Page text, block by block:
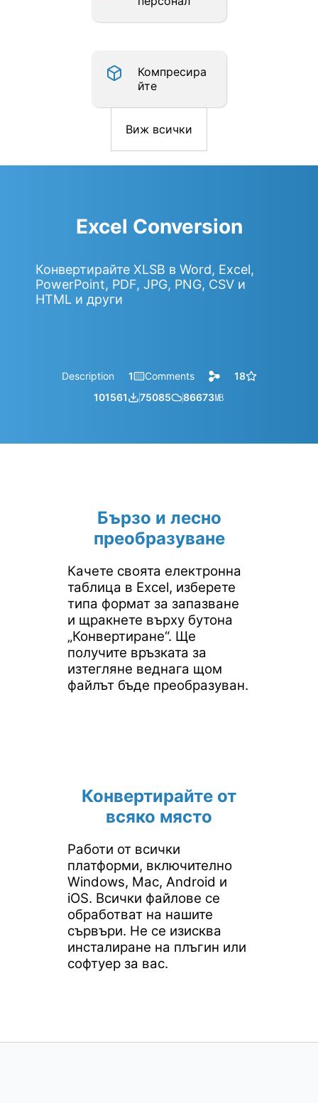
Компресира
йте
Виж всички
Excel Conversion
Конвертирайте XLSB в Word, Excel,
PowerPoint, PDF, JPG, PNG, CSV и
HTML и други
Description 1 Comments
18
101561
75085 86673㎆︎
Бързо и лесно
преобразуване
Качете своята електронна
таблица в Excel, изберете
типа формат за запазване
и щракнете върху бутона
„Конвертиране“. Ще
получите връзката за
изтегляне веднага щом
файлът бъде преобразуван.
Конвертирайте от
всяко място
Работи от всички
платформи, включително
Windows, Mac, Android и
iOS. Всички файлове се
обработват на нашите
сървъри. Не се изисква
инсталиране на плъгин или
софтуер за вас.